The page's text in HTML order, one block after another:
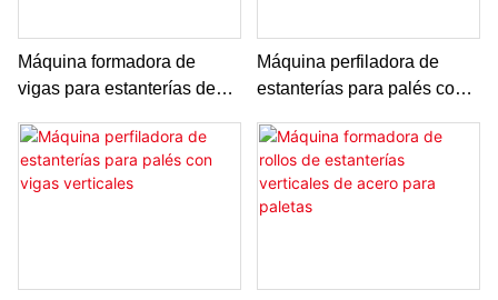
Máquina formadora de
vigas para estanterías de
Máquina perfiladora de
estanterías para palés con